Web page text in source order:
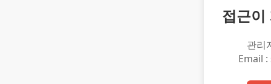
접근이
관리
Email